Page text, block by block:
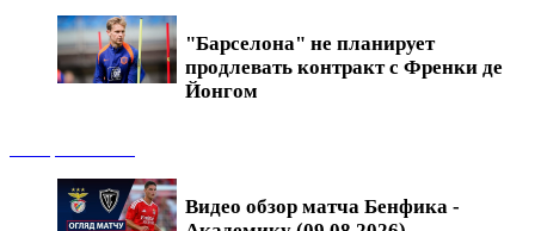
"Барселона" не планирует
продлевать контракт с Френки де
Йонгом
Видео обзор матча Бенфика -